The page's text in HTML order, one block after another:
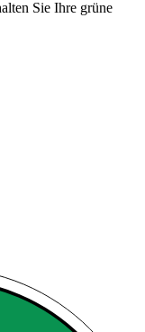
Sie Ihre grüne